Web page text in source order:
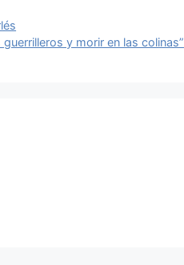
y morir en las colinas”